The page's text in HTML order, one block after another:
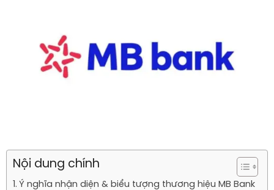
Nội dung chính
Ý nghĩa nhận diện & biểu tượng thương hiệu MB Bank